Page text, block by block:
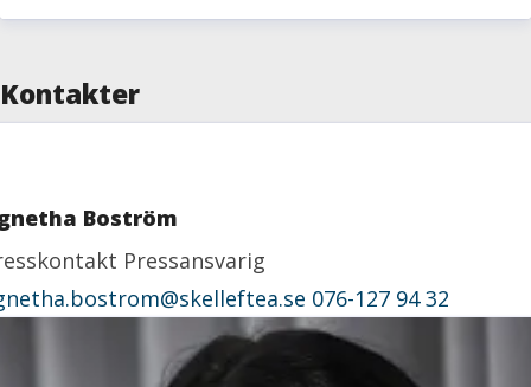
Kontakter
Boström
Pressansvarig
076-127 94 32